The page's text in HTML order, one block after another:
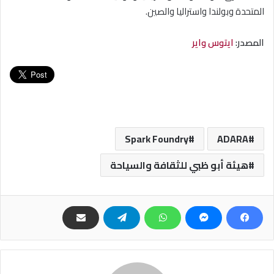
المتحدة وبولندا واستراليا والصين.
المصدر:ايتوس واير
ADARA
Spark Foundry
هيئة أبو ظبي للثقافة والسياحة